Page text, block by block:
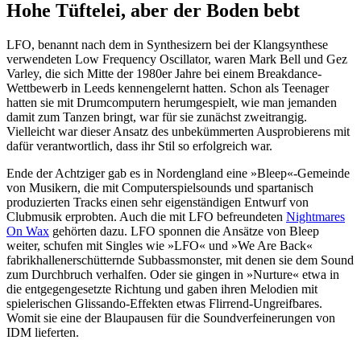
Hohe Tüftelei, aber der Boden bebt
LFO, benannt nach dem in Synthesizern bei der Klangsynthese
verwendeten Low Frequency Oscillator, waren Mark Bell und Gez
Varley, die sich Mitte der 1980er Jahre bei einem Breakdance-
Wettbewerb in Leeds kennengelernt hatten. Schon als Teenager
hatten sie mit Drumcomputern herumgespielt, wie man jemanden
damit zum Tanzen bringt, war für sie zunächst zweitrangig.
Vielleicht war dieser Ansatz des unbekümmerten Ausprobierens mit
dafür verantwortlich, dass ihr Stil so erfolgreich war.
Ende der Achtziger gab es in Nordengland eine »Bleep«-Gemeinde
von Musikern, die mit Computerspielsounds und spartanisch
produzierten Tracks einen sehr eigenständigen Entwurf von
Clubmusik erprobten. Auch die mit LFO befreundeten Nightmares
On Wax gehörten dazu. LFO sponnen die Ansätze von Bleep
weiter, schufen mit Singles wie »LFO« und »We Are Back«
fabrikhallenerschütternde Subbassmonster, mit denen sie dem Sound
zum Durchbruch verhalfen. Oder sie gingen in »Nurture« etwa in
die entgegengesetzte Richtung und gaben ihren Melodien mit
spielerischen Glissando-Effekten etwas Flirrend-Ungreifbares.
Womit sie eine der Blaupausen für die Soundverfeinerungen von
IDM lieferten.